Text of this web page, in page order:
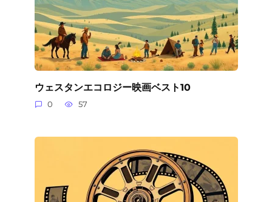
ウェスタンエコロジー映画ベスト10
0 57